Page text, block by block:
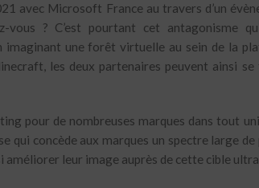
avec Microsoft France au travers d’un
? C’est pourtant cet antagonisme
une forêt virtuelle au sein de la
les deux partenaires peuvent ainsi
pour de nombreuses marques dans tout
qui concède aux marques un spectre large
leur image auprès de cette cible